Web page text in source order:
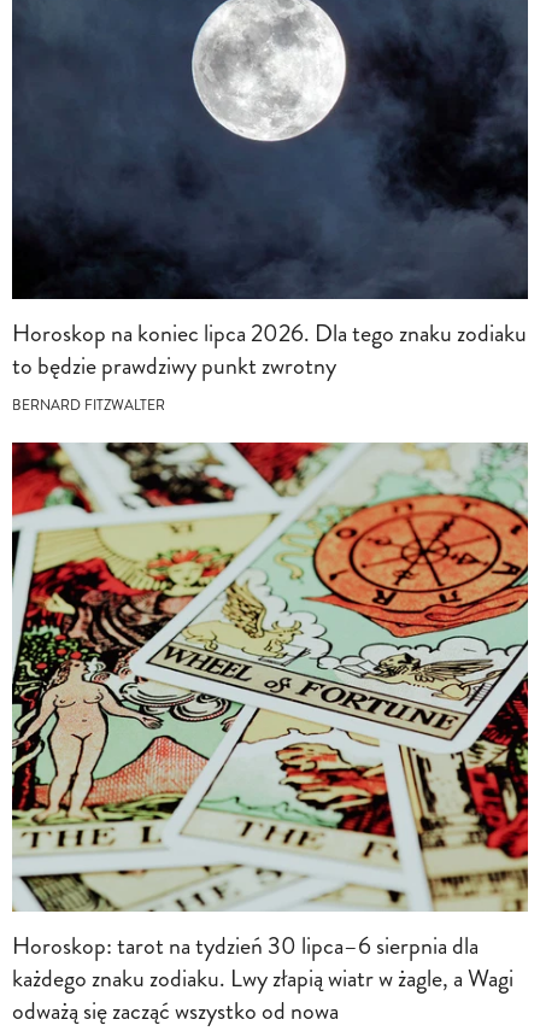
Horoskop na koniec lipca 2026. Dla tego znaku zodiaku
to będzie prawdziwy punkt zwrotny
BERNARD FITZWALTER
Horoskop: tarot na tydzień 30 lipca–6 sierpnia dla
każdego znaku zodiaku. Lwy złapią wiatr w żagle, a Wagi
odważą się zacząć wszystko od nowa